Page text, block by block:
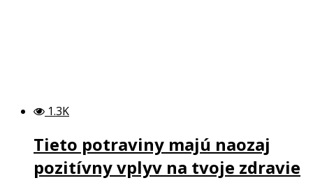
1.3K
Tieto potraviny majú naozaj
pozitívny vplyv na tvoje zdravie